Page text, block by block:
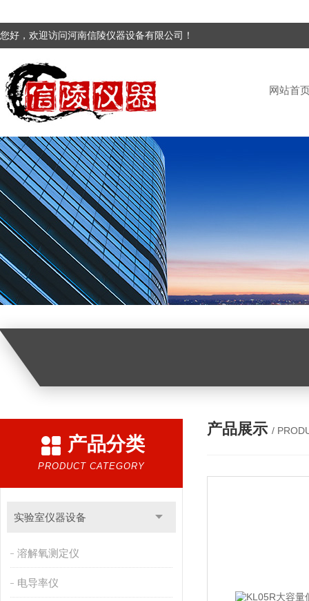
您好，欢迎访问河南信陵仪器设备有限公司！
网站首
产品分类
PRODUCT CATEGORY
实验室仪器设备
溶解氧测定仪
电导率仪
产品展示 /